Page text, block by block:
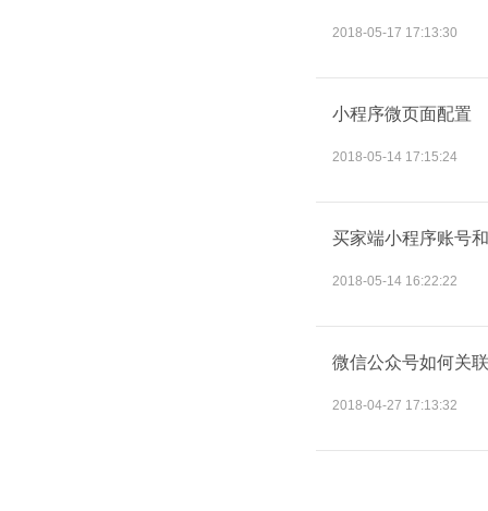
2018-05-17 17:13:30
小程序微页面配置
2018-05-14 17:15:24
买家端小程序账号
2018-05-14 16:22:22
微信公众号如何关
2018-04-27 17:13:32